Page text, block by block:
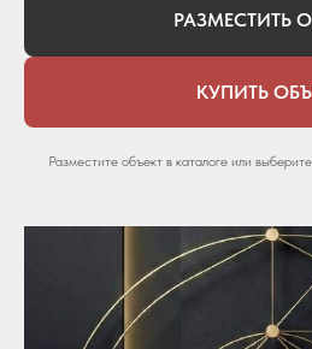
РАЗМЕСТИТЬ
КУПИТЬ
Разместите объект в каталоге или